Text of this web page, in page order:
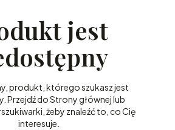
jest
produkt, którego szukasz jest
Przejdź do Strony głównej lub
żeby znaleźć to, co Cię
interesuje.